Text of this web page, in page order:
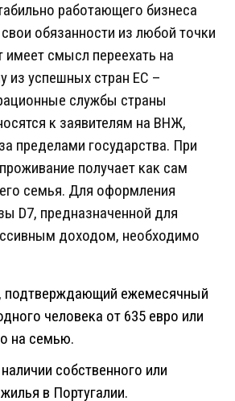
работающего бизнеса
обязанности из любой точки
имеет смысл переехать на
из успешных стран ЕС –
службы страны
к заявителям на ВНЖ,
пределами государства. При
получает как сам
семья. Для оформления
D7, предназначенной для
доходом, необходимо
подтверждающий ежемесячный
человека от 635 евро или
на семью.
собственного или
в Португалии.